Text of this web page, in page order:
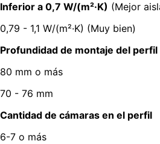
Inferior a 0,7 W/(m²·K) (Mejor
0,79 - 1,1 W/(m²·K) (Muy bien)
Profundidad de montaje del perfil
80 mm o más
70 - 76 mm
Cantidad de cámaras en el perfil
6-7 o más